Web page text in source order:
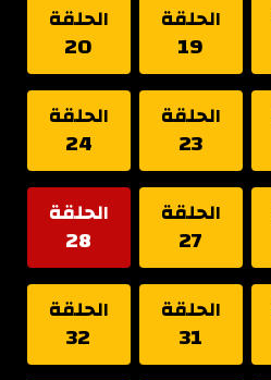
الحلقة
19
الحلقة
20
الحلقة
23
الحلقة
24
الحلقة
27
الحلقة
28
الحلقة
31
الحلقة
32